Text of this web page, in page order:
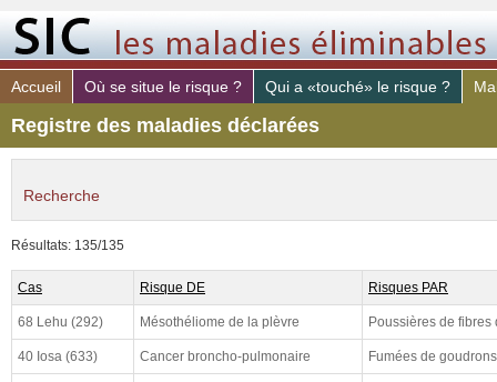
Accueil Où se situe le risque ? Qui a «touché» le risque ?
Registre des maladies déclarées
Recherche
maladie déclaré
risque PAR
poste de travail
constaté (de)
constaté (à)
Résultats: 135/135
Cas Risque DE Risques PAR
68 Lehu (292) Mésothéliome de la plèvre Poussières de fibres
40 Iosa (633) Cancer broncho-pulmonaire Fumées de